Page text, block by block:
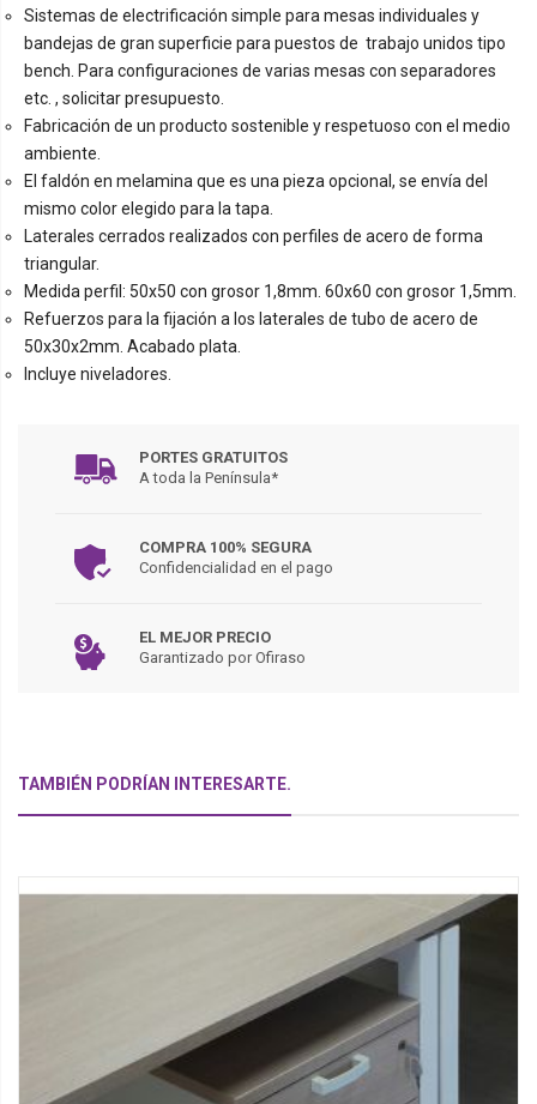
Sistemas de electrificación simple para mesas individuales y
bandejas de gran superficie para puestos de trabajo unidos tipo
bench. Para configuraciones de varias mesas con separadores
etc. , solicitar presupuesto.
Fabricación de un producto sostenible y respetuoso con el medio
ambiente.
El faldón en melamina que es una pieza opcional, se envía del
mismo color elegido para la tapa.
Laterales cerrados realizados con perfiles de acero de forma
triangular.
Medida perfil: 50x50 con grosor 1,8mm. 60x60 con grosor 1,5mm.
Refuerzos para la fijación a los laterales de tubo de acero de
50x30x2mm. Acabado plata.
Incluye niveladores.
PORTES GRATUITOS
A toda la Península*
COMPRA 100% SEGURA
Confidencialidad en el pago
EL MEJOR PRECIO
Garantizado por Ofiraso
TAMBIÉN PODRÍAN INTERESARTE.